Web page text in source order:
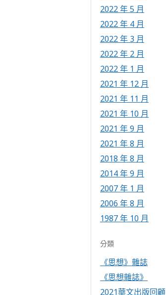
2022 年 5 月
2022 年 4 月
2022 年 3 月
2022 年 2 月
2022 年 1 月
2021 年 12 月
2021 年 11 月
2021 年 10 月
2021 年 9 月
2021 年 8 月
2018 年 8 月
2014 年 9 月
2007 年 1 月
2006 年 8 月
1987 年 10 月
分類
《思想》雜誌
《思想雜誌》
2021華文出版回顧